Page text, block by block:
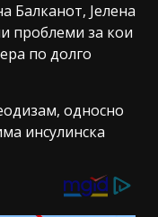
Балканот, Јелена
проблеми за кои
по долго
односно
инсулинска